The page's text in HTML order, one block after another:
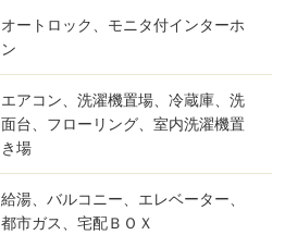
オートロック、モニタ付インターホ
ン
エアコン、洗濯機置場、冷蔵庫、洗
面台、フローリング、室内洗濯機置
き場
給湯、バルコニー、エレベーター、
都市ガス、宅配ＢＯＸ